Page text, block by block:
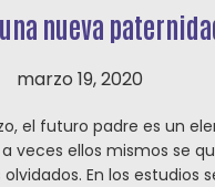
nueva
marzo 19, 2020
el futuro padre es un
veces ellos mismos se
En los estudios